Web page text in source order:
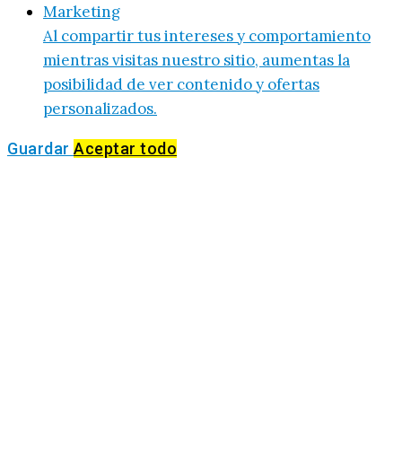
Marketing
Al compartir tus intereses y comportamiento
mientras visitas nuestro sitio, aumentas la
posibilidad de ver contenido y ofertas
personalizados.
Guardar Aceptar todo